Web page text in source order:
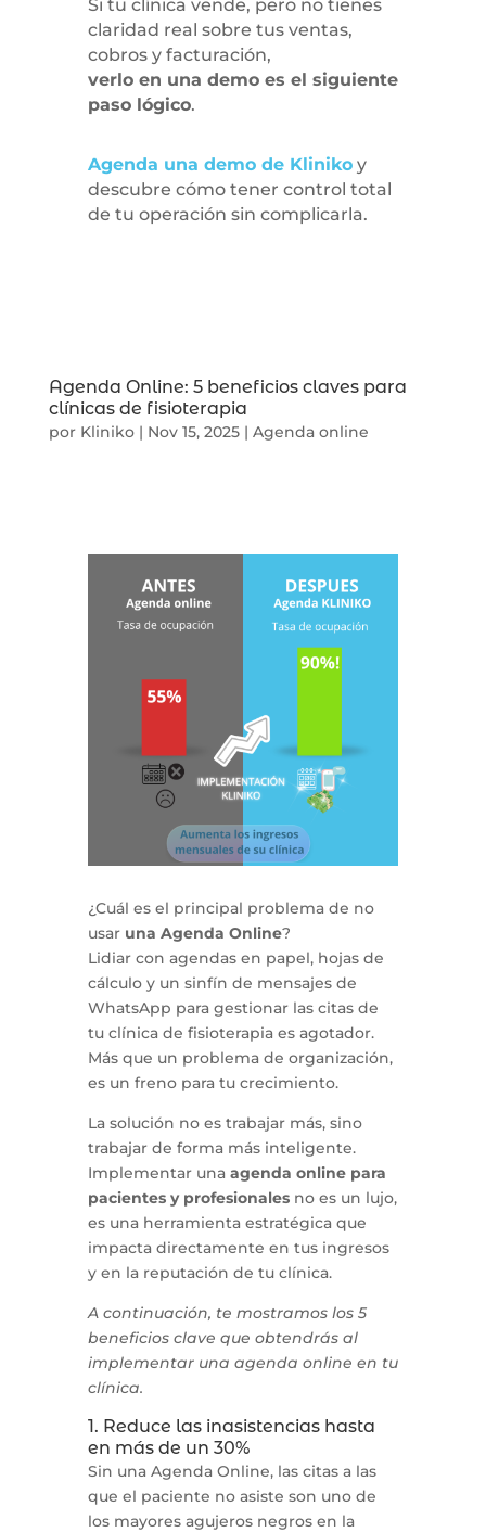
Si tu clínica vende, pero no tienes
claridad real sobre tus ventas,
cobros y facturación,
verlo en una demo es el siguiente
paso lógico.
Agenda una demo de Klinikoy
descubre cómo tener control total
de tu operación sin complicarla.
Agenda Online: 5 beneficios claves para
clínicas de fisioterapia
por Kliniko| Nov 15, 2025| Agenda online
¿Cuál es el principal problema de no
usaruna Agenda Online?
Lidiar con agendas en papel, hojas de
cálculo y un sinfín de mensajes de
WhatsApp para gestionar las citas de
tu clínica de fisioterapia es agotador.
Más que un problema de organización,
es un freno para tu crecimiento.
La solución no es trabajar más, sino
trabajar de forma más inteligente.
Implementar una agenda online para
pacientes y profesionalesno es un lujo,
es una herramienta estratégica que
impacta directamente en tus ingresos
y en la reputación de tu clínica.
A continuación, te mostramos los 5
beneficios clave que obtendrás al
implementar una agenda online en tu
clínica.
1. Reduce las inasistencias hasta
en más de un 30%
Sin una Agenda Online, las citas a las
que el paciente no asiste son uno de
los mayores agujeros negros en la